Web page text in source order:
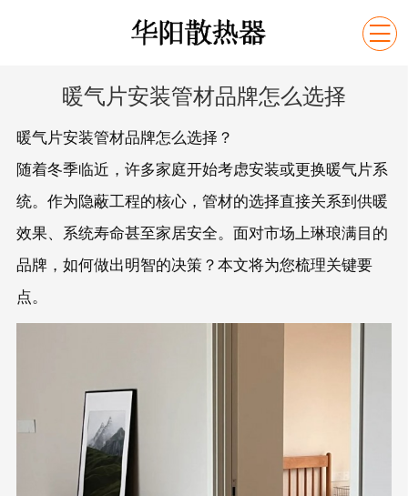

暖气片安装管材品牌怎么选择
暖气片安装管材品牌怎么选择？
随着冬季临近，许多家庭开始考虑安装或更换暖气片系
统。作为隐蔽工程的核心，管材的选择直接关系到供暖
效果、系统寿命甚至家居安全。面对市场上琳琅满目的
品牌，如何做出明智的决策？本文将为您梳理关键要
点。